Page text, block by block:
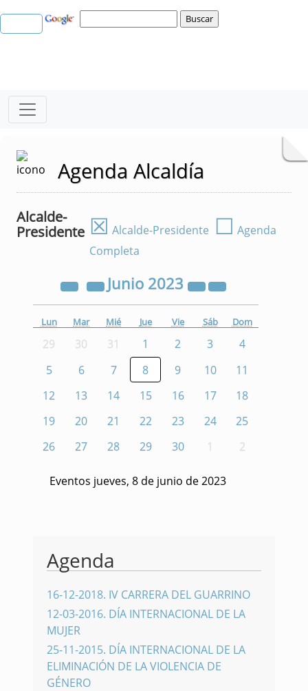
Agenda Alcaldía
Alcalde-
Presidente ☒ Alcalde-Presidente ☐ Agenda
Completa
Junio 2023
Lun Mar Mié Jue Vie Sáb Dom
29 30 31 1 2 3
4
5
6 7 8 9 10
11
12
13 14 15 16 17
18
19
20 21 22 23 24
25
26
27 28 29 30 1 2
Eventos jueves, 8 de junio de 2023
Agenda
16-12-2018. IV CARRERA DEL GUARRINO
12-03-2016. DÍA INTERNACIONAL DE LA
MUJER
25-11-2015. DÍA INTERNACIONAL DE LA
ELIMINACIÓN DE LA VIOLENCIA DE
GÉNERO